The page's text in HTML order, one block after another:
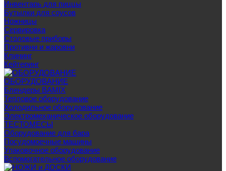
Инвентарь для пиццы
Бутылки для соусов
Ножницы
Сервировка
Столовые приборы
Противни и жаровни
Клининг
Кейтеринг
ОБОРУДОВАНИЕ
Блендеры BAMIX
Тепловое оборудование
Холодильное оборудование
Электромеханическое оборудование
ТЕСТОМЕСЫ
Оборудование для бара
Посудомоечные машины
Упаковочное оборудование
Вспомогательное оборудование